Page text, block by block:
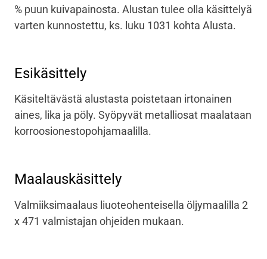
% puun kuivapainosta. Alustan tulee olla käsittelyä
varten kunnostettu, ks. luku 1031 kohta Alusta.
Esikäsittely
Käsiteltävästä alustasta poistetaan irtonainen
aines, lika ja pöly. Syöpyvät metalliosat maalataan
korroosionestopohjamaalilla.
Maalauskäsittely
Valmiiksimaalaus liuoteohenteisella öljymaalilla 2
x 471 valmistajan ohjeiden mukaan.